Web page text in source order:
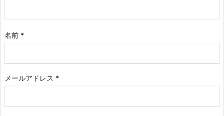
名前 *
メールアドレス *